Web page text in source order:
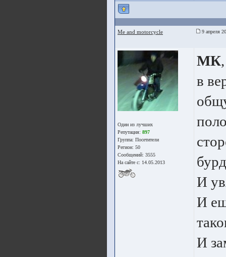
Me and motorcycle 9 апреля
Один из лучших
Репутация: 897
Группа: Посетители
Регион: 50
Сообщений: 3555
На сайте с: 14.05.2013
МК,
в
И
И
И